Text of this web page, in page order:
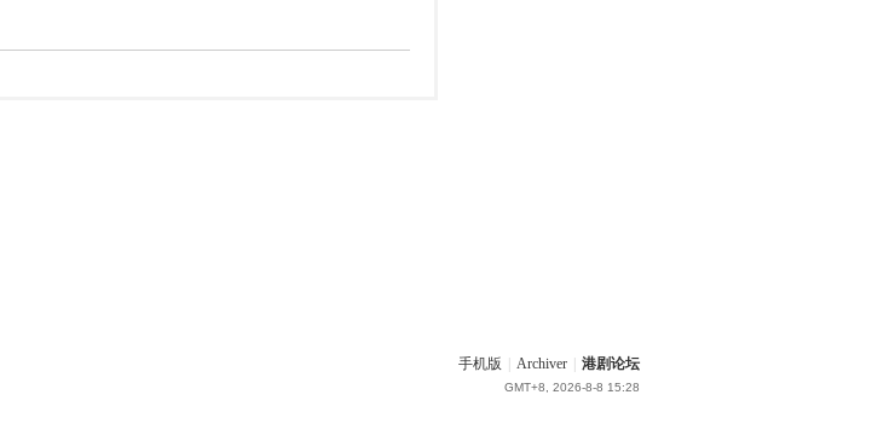
手机版 Archiver 港剧论坛
GMT+8, 2026-8-8 15:28